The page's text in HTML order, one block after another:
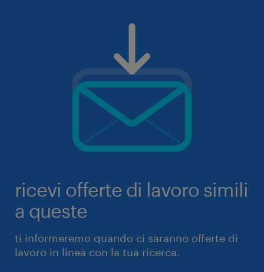
ricevi offerte di lavoro simili
a queste
ti informeremo quando ci saranno offerte di
lavoro in linea con la tua ricerca.